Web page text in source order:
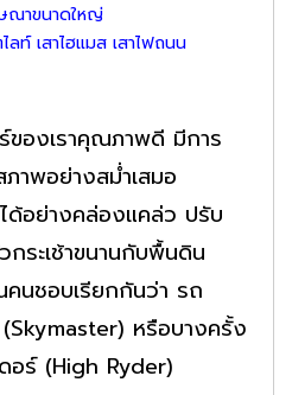
ณาขนาดใหญ่
ท์ เสาไฮแมส เสาไฟถนน
ร์ของเราคุณภาพดี มีการ
าพอย่างสม่ำเสมอ
ด้อย่างคล่องแคล่ว ปรับ
ระเช้าขนานกับพื้นดิน
นชอบเรียกกันว่า รถ
(Skymaster) หรือบางครั้ง
ดอร์ (High Ryder)